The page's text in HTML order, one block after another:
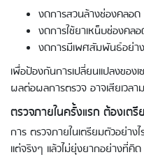
งดการสวนล้างช่องคลอด
งดการใช้ยาเหน็บช่องคล
งดการมีเพศสัมพันธ์อย่า
เพื่อป้องกันการเปลี่ยนแปลงของ
ผลต่อผลการตรวจ อาจเสียเวล
ตรวจภายในครั้งแรก ต้องเต
การ ตรวจภายในเตรียมตัวอย่าง
แต่จริงๆ แล้วไม่ยุ่งยากอย่างที่คิ